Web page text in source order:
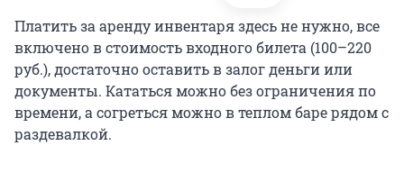
Платить за аренду инвентаря здесь не нужно, все
включено в стоимость входного билета (100–220
руб.), достаточно оставить в залог деньги или
документы. Кататься можно без ограничения по
времени, а согреться можно в теплом баре рядом с
раздевалкой.